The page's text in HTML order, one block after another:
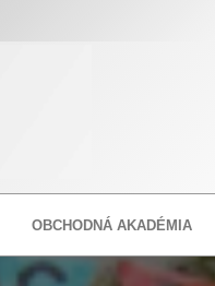
OBCHODNÁ AKADÉMIA